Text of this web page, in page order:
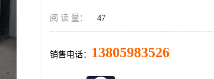
阅 读 量： 47
销售电话： 13805983526